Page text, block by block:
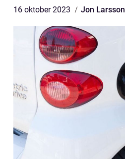
16 oktober 2023 Jon Larsson